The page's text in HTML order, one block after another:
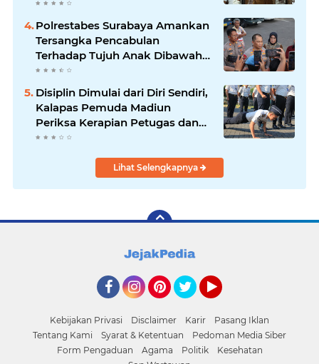
Polrestabes Surabaya Amankan
Tersangka Pencabulan
Terhadap Tujuh Anak Dibawah
Umur
Disiplin Dimulai dari Diri Sendiri,
Kalapas Pemuda Madiun
Periksa Kerapian Petugas dan
Ajak Sarapan Bersama Pererat
Lihat Selengkapnya
Kebijakan Privasi Disclaimer Karir
Pasang Iklan
Tentang Kami
Syarat & Ketentuan
Pedoman Media Siber
Form Pengaduan
Agama Politik
Kesehatan